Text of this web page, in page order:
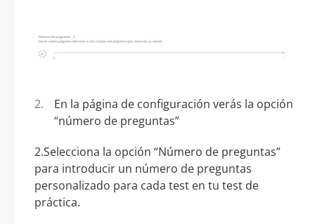
En la página de configuración verás la opción
“número de preguntas”
2.Selecciona la opción “Número de preguntas”
para introducir un número de preguntas
personalizado para cada test en tu test de
práctica.